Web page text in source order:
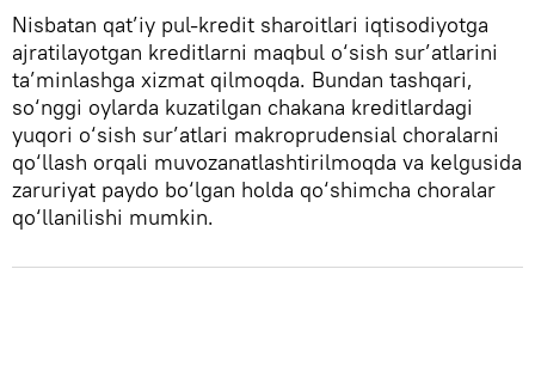
Nisbatan qat’iy pul-kredit sharoitlari iqtisodiyotga
ajratilayotgan kreditlarni maqbul o‘sish sur’atlarini
ta’minlashga xizmat qilmoqda. Bundan tashqari,
so‘nggi oylarda kuzatilgan chakana kreditlardagi
yuqori o‘sish sur’atlari makroprudensial choralarni
qo‘llash orqali muvozanatlashtirilmoqda va kelgusida
zaruriyat paydo bo‘lgan holda qo‘shimcha choralar
qo‘llanilishi mumkin.